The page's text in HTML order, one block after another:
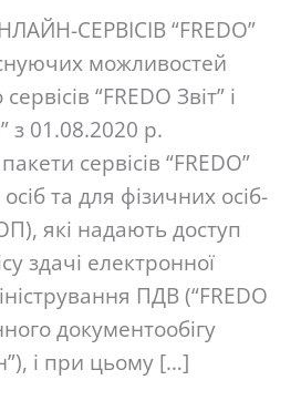
СЕРВІСІВ “FREDO”
можливостей
“FREDO Звіт” і
з 01.08.2020 р.
сервісів “FREDO”
та для фізичних осіб-
які надають доступ
здачі електронної
ПДВ (“FREDO
документообігу
і при цьому […]